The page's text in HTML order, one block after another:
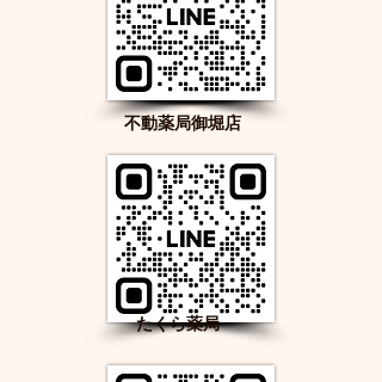
不動薬局御堀店
たくら薬局